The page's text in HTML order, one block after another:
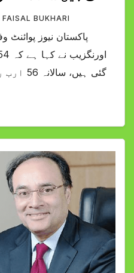
FAISAL BUKHARI
پاکستان نیوز پوائنٹ